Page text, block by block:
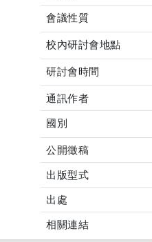
會議性質
校內研討會地點
研討會時間
通訊作者
國別
公開徵稿
出版型式
出處
相關連結